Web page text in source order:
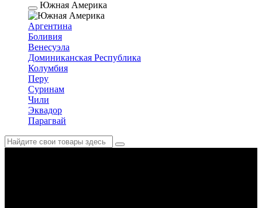
Южная Америка
Аргентина
Боливия
Венесуэла
Доминиканская Республика
Колумбия
Перу
Суринам
Чили
Эквадор
Парагвай